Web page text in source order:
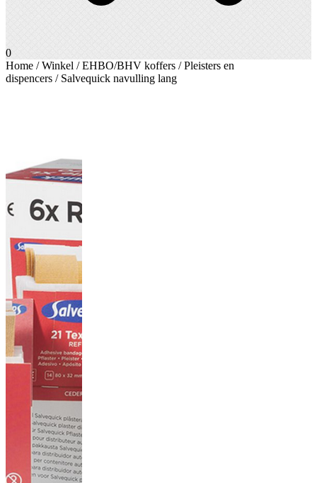
0
Home /Winkel /EHBO/BHV koffers /Pleisters en
dispencers / Salvequick navulling lang